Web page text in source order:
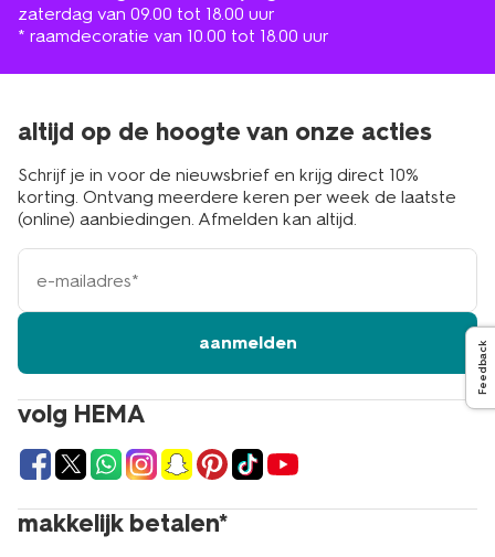
zaterdag van 09.00 tot 18.00 uur
* raamdecoratie van 10.00 tot 18.00 uur
volg HEMA
makkelijk betalen*
altijd op de hoogte van onze acties
Schrijf je in voor de nieuwsbrief en krijg direct 10%
korting. Ontvang meerdere keren per week de laatste
(online) aanbiedingen. Afmelden kan altijd.
e-
mailadres
aanmelden Feedback